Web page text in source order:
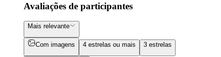
Avaliações de participantes
Mais relevante
Com imagens 4 estrelas ou mais 3 estrelas